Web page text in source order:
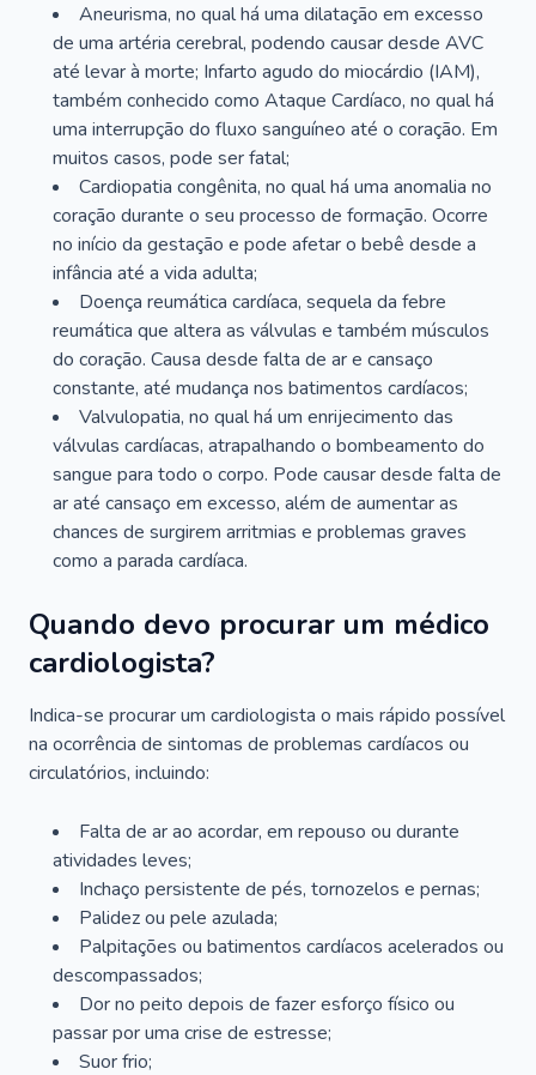
Aneurisma, no qual há uma dilatação em excesso
de uma artéria cerebral, podendo causar desde AVC
até levar à morte; Infarto agudo do miocárdio (IAM),
também conhecido como Ataque Cardíaco, no qual há
uma interrupção do fluxo sanguíneo até o coração. Em
muitos casos, pode ser fatal;
Cardiopatia congênita, no qual há uma anomalia no
coração durante o seu processo de formação. Ocorre
no início da gestação e pode afetar o bebê desde a
infância até a vida adulta;
Doença reumática cardíaca, sequela da febre
reumática que altera as válvulas e também músculos
do coração. Causa desde falta de ar e cansaço
constante, até mudança nos batimentos cardíacos;
Valvulopatia, no qual há um enrijecimento das
válvulas cardíacas, atrapalhando o bombeamento do
sangue para todo o corpo. Pode causar desde falta de
ar até cansaço em excesso, além de aumentar as
chances de surgirem arritmias e problemas graves
como a parada cardíaca.
Quando devo procurar um médico
cardiologista?
Indica-se procurar um cardiologista o mais rápido possível
na ocorrência de sintomas de problemas cardíacos ou
circulatórios, incluindo:
Falta de ar ao acordar, em repouso ou durante
atividades leves;
Inchaço persistente de pés, tornozelos e pernas;
Palidez ou pele azulada;
Palpitações ou batimentos cardíacos acelerados ou
descompassados;
Dor no peito depois de fazer esforço físico ou
passar por uma crise de estresse;
Suor frio;